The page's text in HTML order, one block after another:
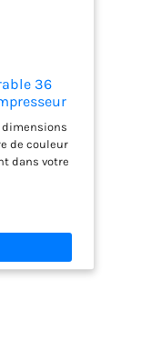
36
Touch
Tactile,
en
dimensions
de couleur
dans votre
de placer
accéder à
: avec
une grande
en bois :